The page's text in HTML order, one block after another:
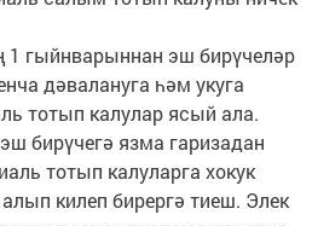
1 гыйн­варыннан эш бирүчеләр
дәвалануга һәм укуга
тотып калулар ясый ала.
бирүчегә язма гаризадан
тотып калуларга хокук
килеп бирергә тиеш. Элек